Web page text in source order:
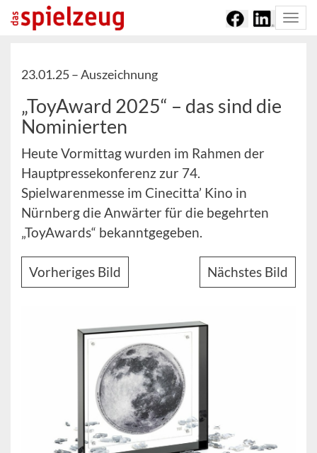
23.01.25 –Auszeichnung
„ToyAward 2025“ – das sind die
Nominierten
Heute Vormittag wurden im Rahmen der
Hauptpressekonferenz zur 74.
Spielwarenmesse im Cinecitta’ Kino in
Nürnberg die Anwärter für die begehrten
„ToyAwards“ bekanntgegeben.
Vorheriges Bild Nächstes Bild